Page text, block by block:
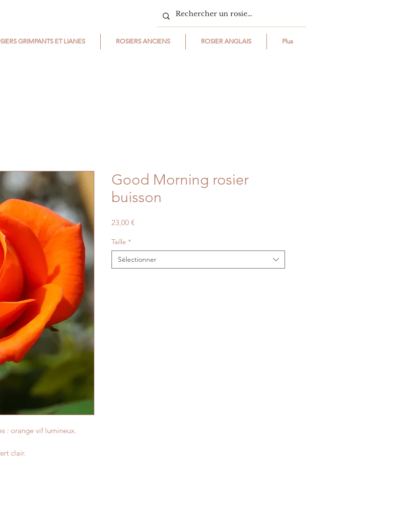
GRIMPANTS ET LIANES ROSIERS ANCIENS ROSIER ANGLAIS Plus
: orange vif lumineux.
clair.
Good Morning rosier
buisson
23,00 €Prix
Taille *
Sélectionner